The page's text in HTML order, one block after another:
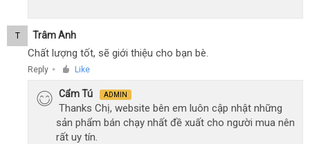
T Trâm Anh
Chất lượng tốt, sẽ giới thiệu cho bạn bè.
Reply ● Like
Cẩm Tú ADMIN
Thanks Chị, website bên em luôn cập nhật những
sản phẩm bán chạy nhất đề xuất cho người mua nên
rất uy tín.